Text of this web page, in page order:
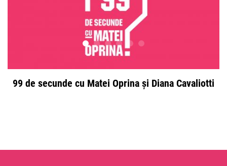
99 de secunde cu Matei Oprina și Diana Cavaliotti